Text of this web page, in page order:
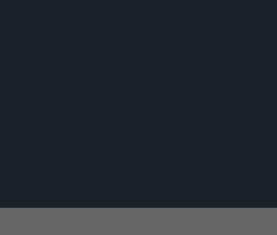
se
También